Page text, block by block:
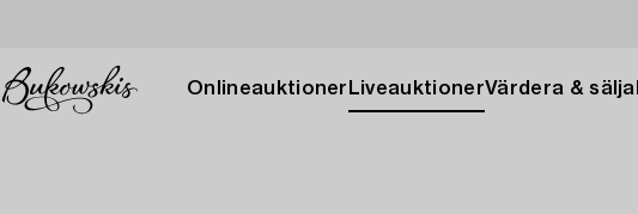
Onlineauktioner LiveauktionerVärdera & sälja